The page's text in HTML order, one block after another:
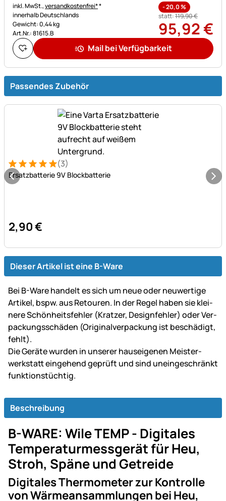
Steuerhinweis:
inkl. MwSt.,versandkostenfrei**
innerhalb Deutschlands
Gewicht: 0,44 kg
Art.Nr.: 81615.B
-20,0%
statt:119,90€
95,92€
Mail bei Verfügbarkeit
Passendes Zubehör
Bewertung: 5 von 5 (3 Bewertungen)
3 Bewertungen
(3)
Ersatzbatterie 9V Blockbatterie
2,90€
Dieser Artikel ist eine B-Ware
Bei B-Ware handelt es sich um neue oder neu­wer­tige
Artikel, bspw. aus Retouren. In der Regel haben sie klei­
ne­re Schön­heits­fehler (Kratzer, Design­fehler) oder Ver­
packungs­schäden (Original­ver­packung ist be­schä­digt,
fehlt).
Die Geräte wurden in unserer haus­ei­ge­nen Mei­ster­
werk­statt ein­gehend ge­prüft und sind un­ein­ge­schränkt
funk­tions­tüch­tig.
Beschreibung
B-WARE: Wile TEMP - Digitales
Temperaturmessgerät für Heu,
Stroh, Späne und Getreide
Digitales Thermometer zur Kontrolle
von Wärmeansammlungen bei Heu,